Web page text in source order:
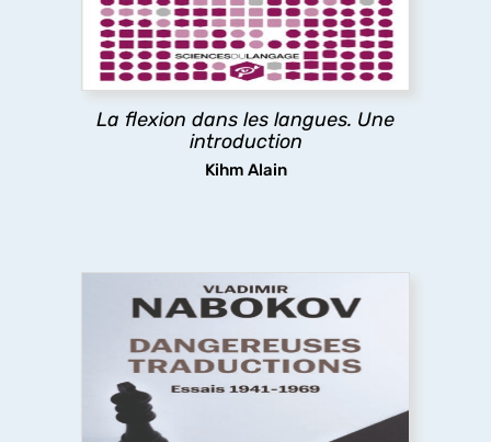
La flexion dans les langues. Une
introduction
Kihm Alain
significations, expose les théories les
concernant, spécule sur leur émergence et leur
apprentissage.
découvrir
Dangereuses traductions
À partir de textes pour la plupart inédits en